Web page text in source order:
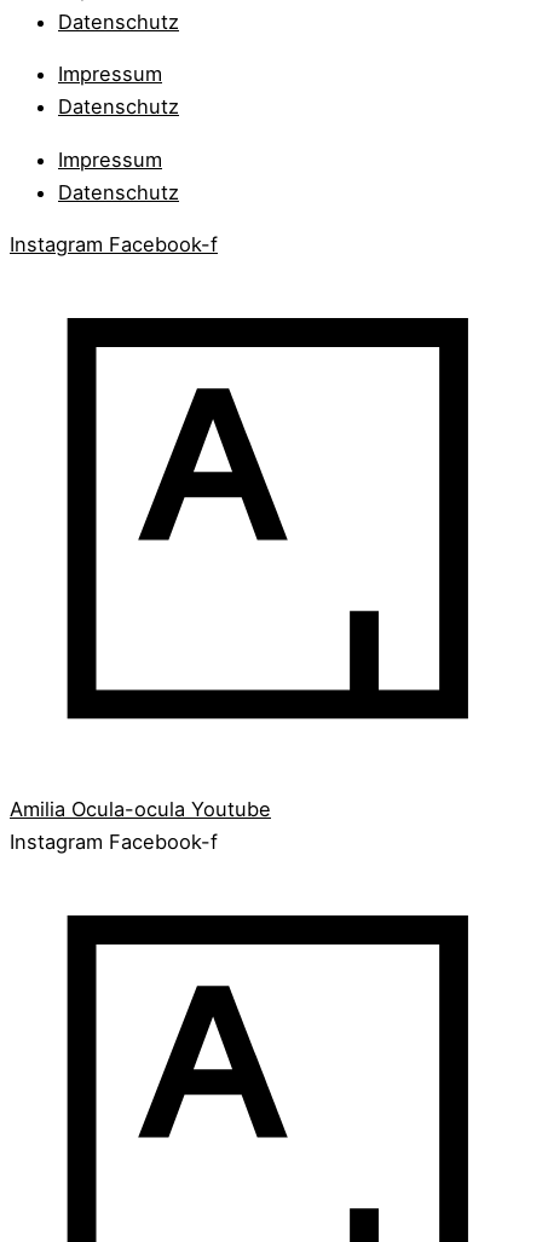
Datenschutz
Impressum
Datenschutz
Impressum
Datenschutz
Instagram Facebook-f
Amilia Ocula-ocula Youtube
Instagram Facebook-f